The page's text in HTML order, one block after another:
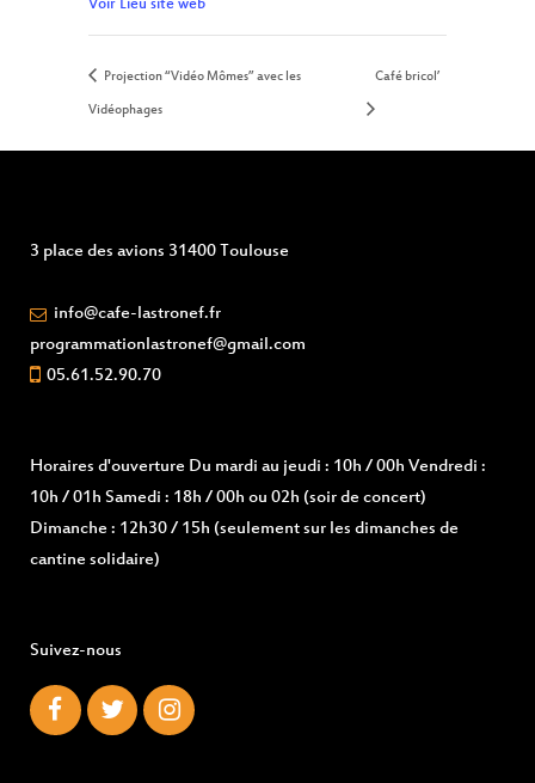
Voir Lieu site web
Projection “Vidéo Mômes” avec les
Vidéophages
Café bricol’
3 place des avions 31400 Toulouse
info@cafe-lastronef.fr
programmationlastronef@gmail.com
05.61.52.90.70
Horaires d'ouverture Du mardi au jeudi : 10h / 00h Vendredi :
10h / 01h Samedi : 18h / 00h ou 02h (soir de concert)
Dimanche : 12h30 / 15h (seulement sur les dimanches de
cantine solidaire)
Suivez-nous